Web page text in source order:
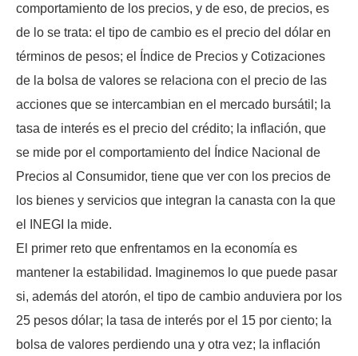
comportamiento de los precios, y de eso, de precios, es
de lo se trata: el tipo de cambio es el precio del dólar en
términos de pesos; el Índice de Precios y Cotizaciones
de la bolsa de valores se relaciona con el precio de las
acciones que se intercambian en el mercado bursátil; la
tasa de interés es el precio del crédito; la inflación, que
se mide por el comportamiento del Índice Nacional de
Precios al Consumidor, tiene que ver con los precios de
los bienes y servicios que integran la canasta con la que
el INEGI la mide.
El primer reto que enfrentamos en la economía es
mantener la estabilidad. Imaginemos lo que puede pasar
si, además del atorón, el tipo de cambio anduviera por los
25 pesos dólar; la tasa de interés por el 15 por ciento; la
bolsa de valores perdiendo una y otra vez; la inflación